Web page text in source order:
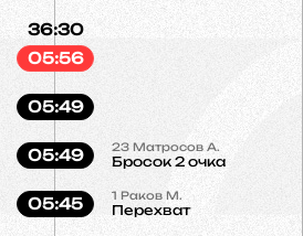
36:30
05:56
05:49
23 Матросов А.
Бросок 2 очка
05:49
1 Раков М.
Перехват
05:45